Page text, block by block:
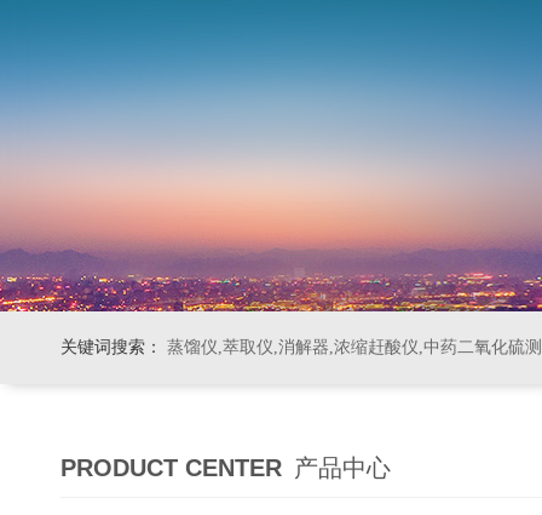
关键词搜索： 蒸馏仪,萃取仪,消解器,浓缩赶酸仪,中药二氧化硫
PRODUCT CENTER 产品中心